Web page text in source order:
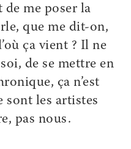
de me poser la
que me dit-on,
ça vient ? Il ne
de se mettre en
ça n’est
sont les artistes
pas nous.